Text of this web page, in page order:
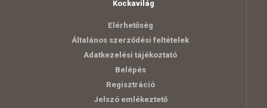
Kockavilág
Elérhetőség
Általános szerződési feltételek
Adatkezelési tájékoztató
Belépés
Regisztráció
Jelszó emlékeztető